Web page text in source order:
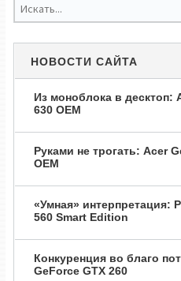
НОВОСТИ САЙТА
Из моноблока в десктоп:
630 OEM
Руками не трогать: Acer
OEM
«Умная» интерпретация:
560 Smart Edition
Конкуренция во благо
GeForce GTX 260